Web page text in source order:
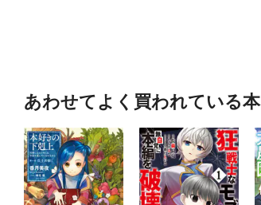
あわせてよく買われている本